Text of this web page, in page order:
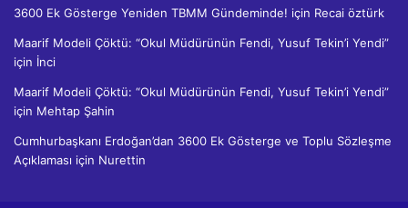
3600 Ek Gösterge Yeniden TBMM Gündeminde! için Recai öztürk
Maarif Modeli Çöktü: “Okul Müdürünün Fendi, Yusuf Tekin’i Yendi”
için İnci
Maarif Modeli Çöktü: “Okul Müdürünün Fendi, Yusuf Tekin’i Yendi”
için Mehtap Şahin
Cumhurbaşkanı Erdoğan’dan 3600 Ek Gösterge ve Toplu Sözleşme
Açıklaması için Nurettin